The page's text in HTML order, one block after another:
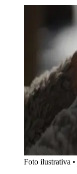
Foto ilustrativa •